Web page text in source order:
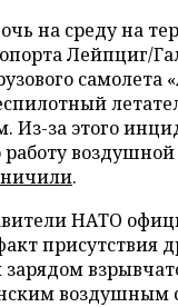
на среду на
Лейпциг/
самолета
Из-за этого
работу
.
НАТО
присутствия
воздушным